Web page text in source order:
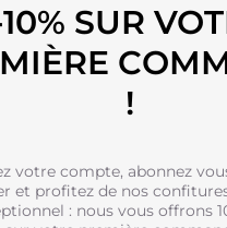
SUR
!
votre compte, abonnez
et profitez de nos
: nous vous offrons